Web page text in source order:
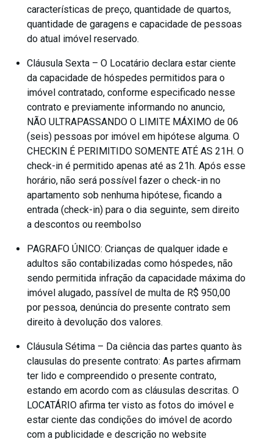
características de preço, quantidade de quartos,
quantidade de garagens e capacidade de pessoas
do atual imóvel reservado.
Cláusula Sexta – O Locatário declara estar ciente
da capacidade de hóspedes permitidos para o
imóvel contratado, conforme especificado nesse
contrato e previamente informando no anuncio,
NÃO ULTRAPASSANDO O LIMITE MÁXIMO de 06
(seis) pessoas por imóvel em hipótese alguma. O
CHECKIN É PERIMITIDO SOMENTE ATÉ AS 21H. O
check-in é permitido apenas até as 21h. Após esse
horário, não será possível fazer o check-in no
apartamento sob nenhuma hipótese, ficando a
entrada (check-in) para o dia seguinte, sem direito
a descontos ou reembolso
PAGRAFO ÚNICO: Crianças de qualquer idade e
adultos são contabilizadas como hóspedes, não
sendo permitida infração da capacidade máxima do
imóvel alugado, passível de multa de R$ 950,00
por pessoa, denúncia do presente contrato sem
direito à devolução dos valores.
Cláusula Sétima – Da ciência das partes quanto às
clausulas do presente contrato: As partes afirmam
ter lido e compreendido o presente contrato,
estando em acordo com as cláusulas descritas. O
LOCATÁRIO afirma ter visto as fotos do imóvel e
estar ciente das condições do imóvel de acordo
com a publicidade e descrição no website